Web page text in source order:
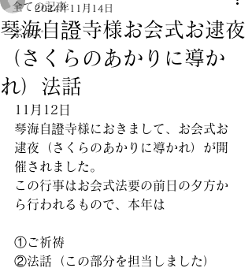
全ての記事
ぶろぐ
琴海自證寺様お会式お逮夜
（さくらのあかりに導か
れ）法話
2024年11月14日
11月12日
琴海自證寺様におきまして、お会式お
逮夜（さくらのあかりに導かれ）が開
催されました。
この行事はお会式法要の前日の夕方か
ら行われるもので、本年は
①ご祈祷
②法話（この部分を担当しました）